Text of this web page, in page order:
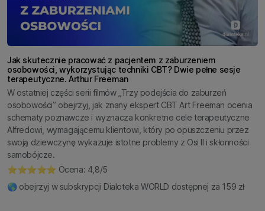
Jak skutecznie pracować z pacjentem z zaburzeniem
osobowości, wykorzystując techniki CBT? Dwie pełne sesje
terapeutyczne. Arthur Freeman
W ostatniej części serii filmów „Trzy podejścia do zaburzeń
osobowości” obejrzyj, jak znany ekspert CBT Art Freeman ocenia
schematy poznawcze i wyznacza konkretne cele terapeutyczne
Alfredowi, wymagającemu klientowi, który po opuszczeniu przez
swoją dziewczynę wykazuje istotne problemy z Osi II i skłonności
samobójcze.
⭐️⭐️⭐️⭐️⭐️ Ocena: 4,8/5
🌎 obejrzyj w subskrypcji Dialoteka WORLD dostępnej za 159 zł